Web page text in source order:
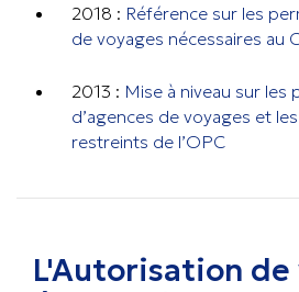
2018 : Référence sur les
de voyages nécessaires au
2013 : Mise à niveau sur les
d’agences de voyages et
restreints de l’OPC
L'Autorisation de